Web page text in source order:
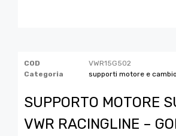
COD
VWR15G502
Categoria
supporti motore e cambio
SUPPORTO MOTORE
VWR RACINGLINE –